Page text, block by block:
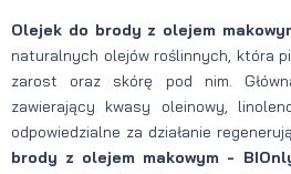
Olejek do brody z olejem
naturalnych olejów roślinnych, która
zarost oraz skórę pod nim.
zawierający kwasy oleinowy,
odpowiedzialne za działanie
brody z olejem makowym -